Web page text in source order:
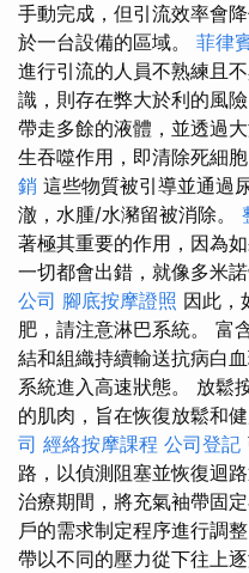
手動完成，但引流效率會
於一台設備的區域。 菲律
進行引流的人員不熟練且
識，則存在弊大於利的風險
帶走多餘的液體，並透過
生吞噬作用，即清除死細
銷 這些物質被引導並通過
澈，水腫/水瀦留被消除。
著極其重要的作用，因為
一切都會出錯，就像多米
公司 腳底按摩證照 因此，
肥，請注意淋巴系統。 富
結和組織持續輸送抗病白
系統進入高速狀態。 放鬆
的肌肉，旨在恢復放鬆和健
司 經絡按摩課程 公司登記
路，以偵測阻塞並恢復迴路
治療期間，將充氣袖帶固
戶的需求制定程序進行調整
帶以不同的壓力從下往上